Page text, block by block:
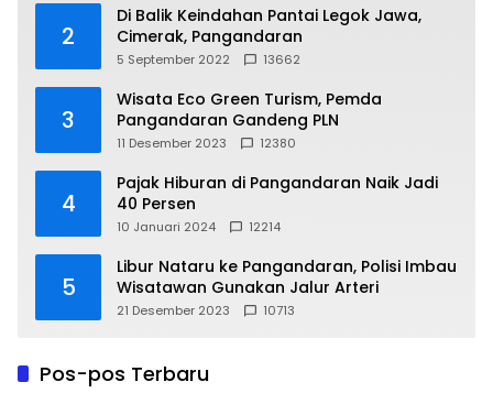
2
Di Balik Keindahan Pantai Legok Jawa,
Cimerak, Pangandaran
5 September 2022 13662
3
Wisata Eco Green Turism, Pemda
Pangandaran Gandeng PLN
11 Desember 2023 12380
4
Pajak Hiburan di Pangandaran Naik Jadi
40 Persen
10 Januari 2024 12214
5
Libur Nataru ke Pangandaran, Polisi Imbau
Wisatawan Gunakan Jalur Arteri
21 Desember 2023 10713
Pos-pos Terbaru